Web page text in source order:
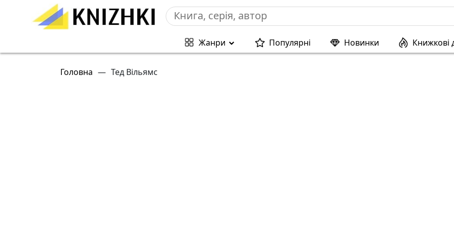
Жанри Популярні Новинки Книжкові
Головна — Тед Вільямс